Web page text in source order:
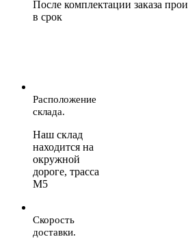
После комплектации заказа
в срок
Расположение
склада.
Наш склад
находится на
окружной
дороге, трасса
М5
Скорость
доставки.